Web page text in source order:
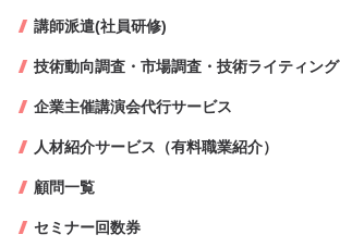
講師派遣(社員研修)
技術動向調査・市場調査・技術ライティング
企業主催講演会代行サービス
人材紹介サービス（有料職業紹介）
顧問一覧
セミナー回数券